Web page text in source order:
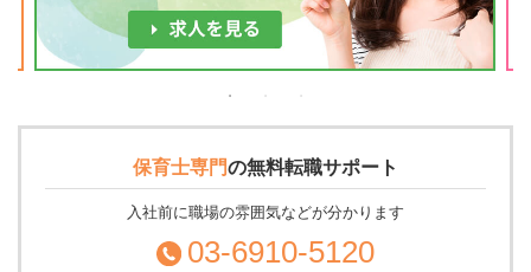
保育士専門の無料転職サポート
入社前に職場の雰囲気などが分かります
03-6910-5120